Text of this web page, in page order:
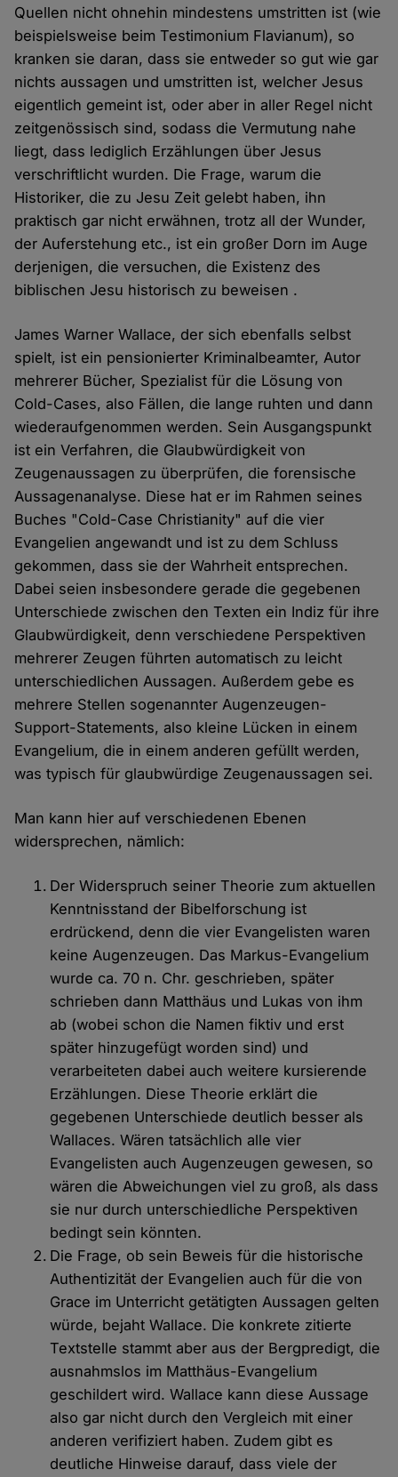
Quellen nicht ohnehin mindestens umstritten ist (wie
beispielsweise beim Testimonium Flavianum), so
kranken sie daran, dass sie entweder so gut wie gar
nichts aussagen und umstritten ist, welcher Jesus
eigentlich gemeint ist, oder aber in aller Regel nicht
zeitgenössisch sind, sodass die Vermutung nahe
liegt, dass lediglich Erzählungen über Jesus
verschriftlicht wurden. Die Frage, warum die
Historiker, die zu Jesu Zeit gelebt haben, ihn
praktisch gar nicht erwähnen, trotz all der Wunder,
der Auferstehung etc., ist ein großer Dorn im Auge
derjenigen, die versuchen, die Existenz des
biblischen Jesu historisch zu beweisen .
James Warner Wallace, der sich ebenfalls selbst
spielt, ist ein pensionierter Kriminalbeamter, Autor
mehrerer Bücher, Spezialist für die Lösung von
Cold-Cases, also Fällen, die lange ruhten und dann
wiederaufgenommen werden. Sein Ausgangspunkt
ist ein Verfahren, die Glaubwürdigkeit von
Zeugenaussagen zu überprüfen, die forensische
Aussagenanalyse. Diese hat er im Rahmen seines
Buches "Cold-Case Christianity" auf die vier
Evangelien angewandt und ist zu dem Schluss
gekommen, dass sie der Wahrheit entsprechen.
Dabei seien insbesondere gerade die gegebenen
Unterschiede zwischen den Texten ein Indiz für ihre
Glaubwürdigkeit, denn verschiedene Perspektiven
mehrerer Zeugen führten automatisch zu leicht
unterschiedlichen Aussagen. Außerdem gebe es
mehrere Stellen sogenannter Augenzeugen-
Support-Statements, also kleine Lücken in einem
Evangelium, die in einem anderen gefüllt werden,
was typisch für glaubwürdige Zeugenaussagen sei.
Man kann hier auf verschiedenen Ebenen
widersprechen, nämlich:
Der Widerspruch seiner Theorie zum aktuellen
Kenntnisstand der Bibelforschung ist
erdrückend, denn die vier Evangelisten waren
keine Augenzeugen. Das Markus-Evangelium
wurde ca. 70 n. Chr. geschrieben, später
schrieben dann Matthäus und Lukas von ihm
ab (wobei schon die Namen fiktiv und erst
später hinzugefügt worden sind) und
verarbeiteten dabei auch weitere kursierende
Erzählungen. Diese Theorie erklärt die
gegebenen Unterschiede deutlich besser als
Wallaces. Wären tatsächlich alle vier
Evangelisten auch Augenzeugen gewesen, so
wären die Abweichungen viel zu groß, als dass
sie nur durch unterschiedliche Perspektiven
bedingt sein könnten.
Die Frage, ob sein Beweis für die historische
Authentizität der Evangelien auch für die von
Grace im Unterricht getätigten Aussagen gelten
würde, bejaht Wallace. Die konkrete zitierte
Textstelle stammt aber aus der Bergpredigt, die
ausnahmslos im Matthäus-Evangelium
geschildert wird. Wallace kann diese Aussage
also gar nicht durch den Vergleich mit einer
anderen verifiziert haben. Zudem gibt es
deutliche Hinweise darauf, dass viele der